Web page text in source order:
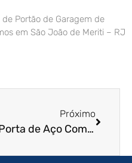
Portão de Garagem de
em São João de Meriti – RJ
Próximo
Porta de Aço Comercial em Diadema – SP